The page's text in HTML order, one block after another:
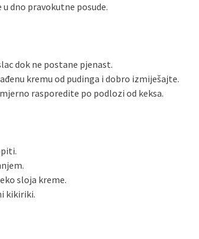
dno pravokutne posude.
dok ne postane pjenast.
kremu od pudinga i dobro izmiješajte.
rasporedite po podlozi od keksa.
sloja kreme.
kikiriki.